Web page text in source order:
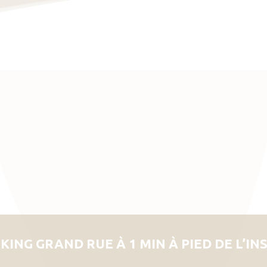
GRAND RUE À 1 MIN À PIED DE